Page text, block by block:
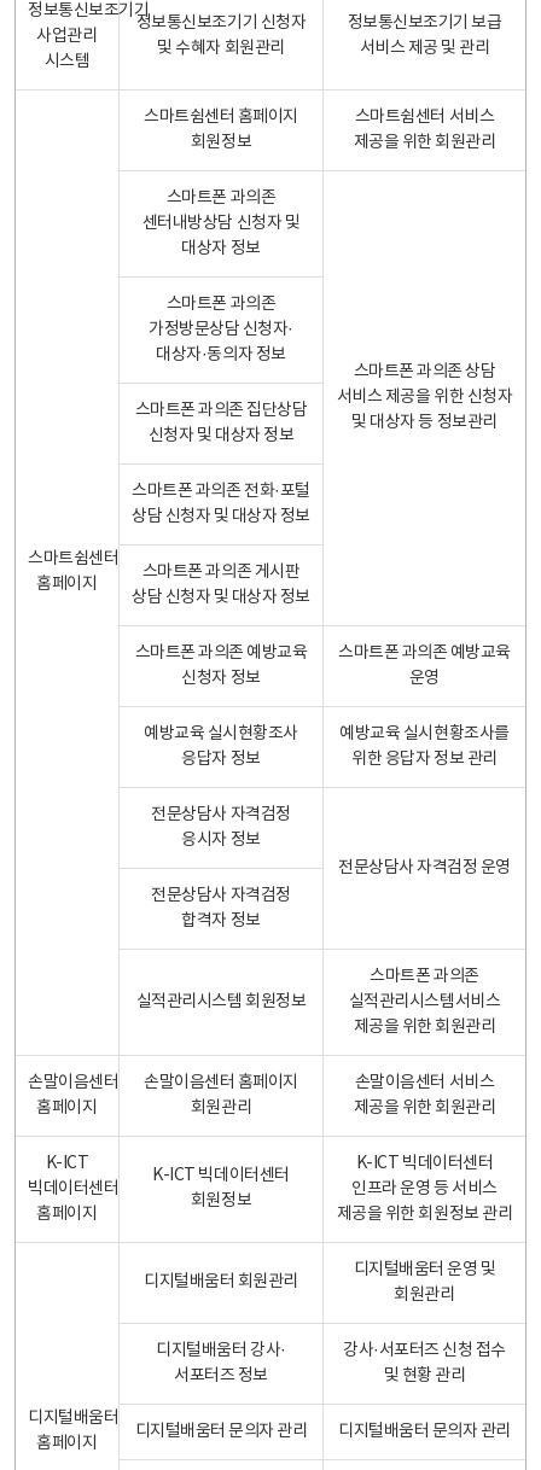
정보통신보조기기
사업관리
시스템
정보통신보조기기 신청자
및 수혜자 회원관리
정보통신보조기기 보급
서비스 제공 및 관리
스마트쉼센터
홈페이지
스마트쉼센터 홈페이지
회원정보
스마트쉼센터 서비스
제공을 위한 회원관리
스마트폰 과의존
센터내방상담 신청자 및
대상자 정보
스마트폰 과의존 상담
서비스 제공을 위한 신청자
및 대상자 등 정보관리
스마트폰 과의존
가정방문상담 신청자·
대상자·동의자 정보
스마트폰 과의존 집단상담
신청자 및 대상자 정보
스마트폰 과의존 전화·포털
상담 신청자 및 대상자 정보
스마트폰 과의존 게시판
상담 신청자 및 대상자 정보
스마트폰 과의존 예방교육
신청자 정보
스마트폰 과의존 예방교육
운영
예방교육 실시현황조사
응답자 정보
예방교육 실시현황조사를
위한 응답자 정보 관리
전문상담사 자격검정
응시자 정보
전문상담사 자격검정 운영
전문상담사 자격검정
합격자 정보
실적관리시스템 회원정보
스마트폰 과의존
실적관리시스템서비스
제공을 위한 회원관리
손말이음센터
홈페이지
손말이음센터 홈페이지
회원관리
손말이음센터 서비스
제공을 위한 회원관리
K-ICT
빅데이터센터
홈페이지
K-ICT 빅데이터센터
회원정보
K-ICT 빅데이터센터
인프라 운영 등 서비스
제공을 위한 회원정보 관리
디지털배움터
홈페이지
디지털배움터 회원관리
디지털배움터 운영 및
회원관리
디지털배움터 강사·
서포터즈 정보
강사·서포터즈 신청 접수
및 현황 관리
디지털배움터 문의자 관리 디지털배움터 문의자 관리